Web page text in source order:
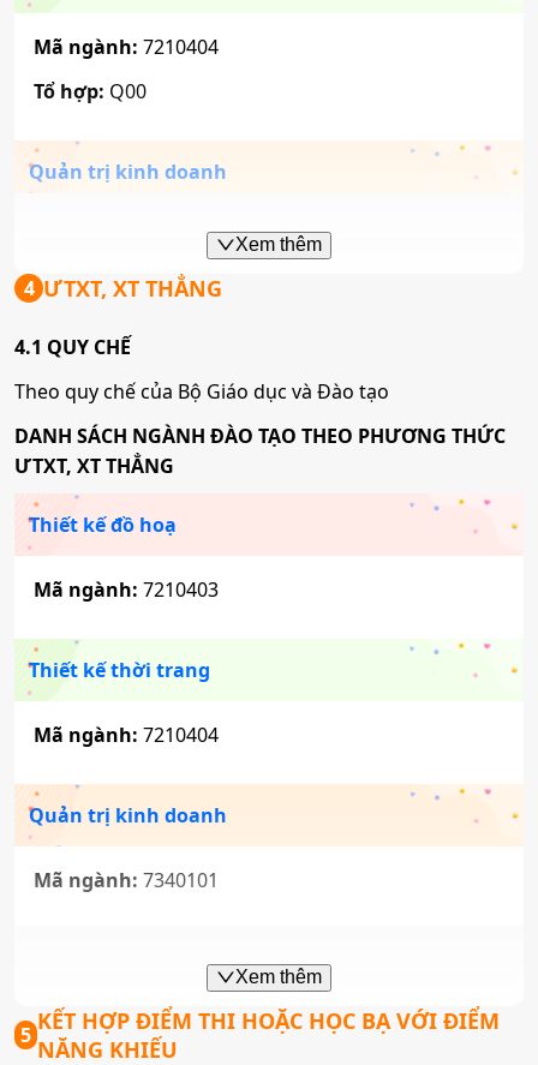
Mã ngành: 7210404
Tổ hợp: Q00
Quản trị kinh doanh
7340101
Tổ hợp: Q00
Marketing
Mã ngành:7340115
Tổ hợp: Q00
Thương mại điện tử
Tổ hợp:Q00
Kế toán
Mã ngành:7340301
Tổ hợp:Q00
7510201
Tổ hợp:Q00
Xem thêm
4 ƯTXT, XT THẲNG
4.1 QUY CHẾ
Theo quy chế của Bộ Giáo dục và Đào tạo
DANH SÁCH NGÀNH ĐÀO TẠO THEO PHƯƠNG THỨC
ƯTXT, XT THẲNG
Thiết kế đồ hoạ
Mã ngành: 7210403
Thiết kế thời trang
Mã ngành: 7210404
Quản trị kinh doanh
Mã ngành: 7340101
Mã ngành:7340115
Xem thêm
5 KẾT HỢP ĐIỂM THI HOẶC HỌC BẠ VỚI ĐIỂM
NĂNG KHIẾU